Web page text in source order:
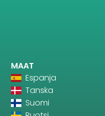
MAAT
Espanja
Tanska
Suomi